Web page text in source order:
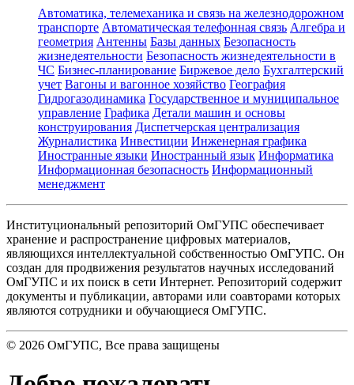
Автоматика, телемеханика и связь на железнодорожном
транспорте Автоматическая телефонная связь Алгебра и
геометрия Антенны Базы данных Безопасность
жизнедеятельности Безопасность жизнедеятельности в
ЧС Бизнес-планирование Биржевое дело Бухгалтерский
учет Вагоны и вагонное хозяйство География
Гидрогазодинамика Государственное и муниципальное
управление Графика Детали машин и основы
конструирования Диспетчерская централизация
Журналистика Инвестиции Инженерная графика
Иностранные языки Иностранный язык Информатика
Информационная безопасность Информационный
менеджмент
Институциональный репозиторий ОмГУПС обеспечивает
хранение и распространение цифровых материалов,
являющихся интеллектуальной собственностью ОмГУПС. Он
создан для продвижения результатов научных исследований
ОмГУПС и их поиск в сети Интернет. Репозиторий содержит
документы и публикации, авторами или соавторами которых
являются сотрудники и обучающиеся ОмГУПС.
© 2026 ОмГУПС, Все права защищены